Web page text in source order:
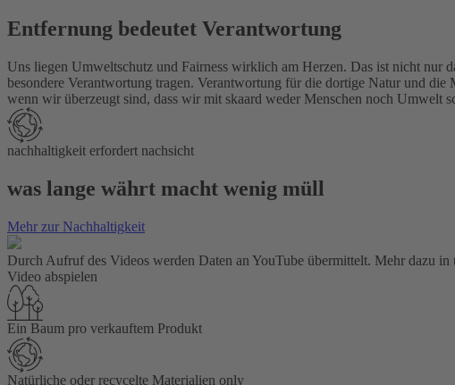
Entfernung bedeutet Verantwortung
Uns liegen Umweltschutz und Fairness wirklich am Herzen. Das ist nicht nur
besondere Verantwortung tragen. Verantwortung für die dortige Natur und
wenn wir überzeugt sind, dass wir mit skaard weder Menschen noch Umwelt
nachhaltigkeit erfordert nachsicht
was lange währt macht wenig müll
Mehr zur Nachhaltigkeit
Durch Aufruf des Videos werden Daten an YouTube übermittelt. Mehr dazu in
Video abspielen
Ein Baum pro verkauftem Produkt
Natürliche oder recycelte Materialien only